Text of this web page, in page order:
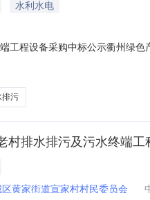
水利水电
工程设备采购中标公示衢州绿
黄家街道宣家村村民委员会
排污
村排水排污及污水终端
黄家街道宣家村村民委员会